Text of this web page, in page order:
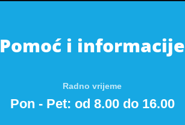
Pomoć i informacije
Radno vrijeme
Pon - Pet: od 8.00 do 16.00